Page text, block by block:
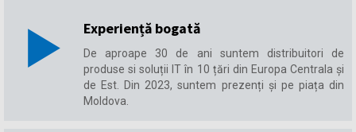
Experiență bogată
De aproape 30 de ani suntem distribuitori de
produse si soluții IT în 10 țări din Europa Centrala și
de Est. Din 2023, suntem prezenți și pe piața din
Moldova.